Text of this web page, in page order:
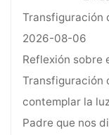
Transfiguración
2026-08-06
Reflexión sobre
Transfiguración
contemplar la
Padre que nos